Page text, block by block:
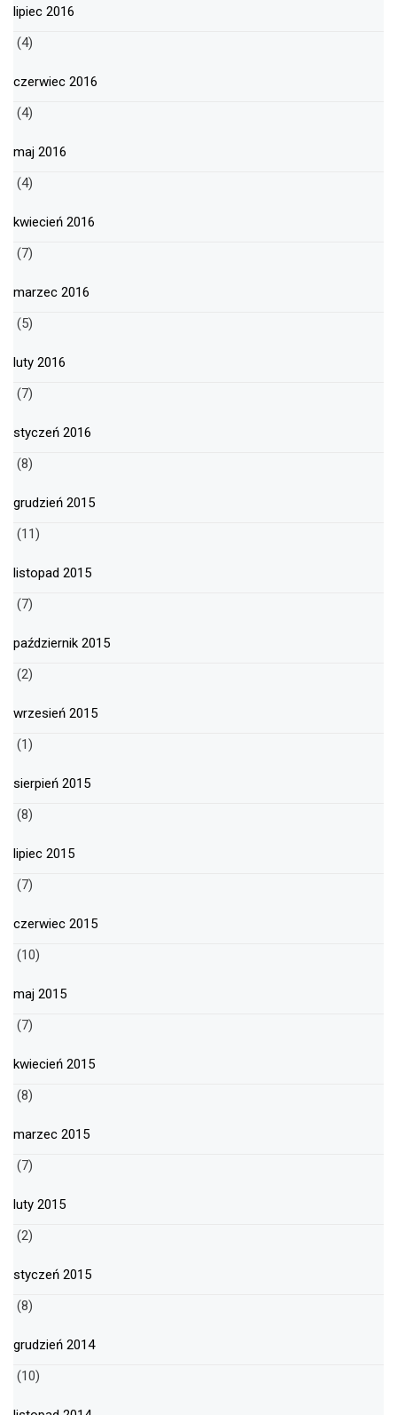
lipiec 2016
(4)
czerwiec 2016
(4)
maj 2016
(4)
kwiecień 2016
(7)
marzec 2016
(5)
luty 2016
(7)
styczeń 2016
(8)
grudzień 2015
(11)
listopad 2015
(7)
październik 2015
(2)
wrzesień 2015
(1)
sierpień 2015
(8)
lipiec 2015
(7)
czerwiec 2015
(10)
maj 2015
(7)
kwiecień 2015
(8)
marzec 2015
(7)
luty 2015
(2)
styczeń 2015
(8)
grudzień 2014
(10)